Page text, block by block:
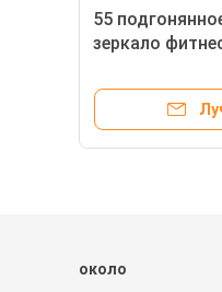
55
зеркало
около